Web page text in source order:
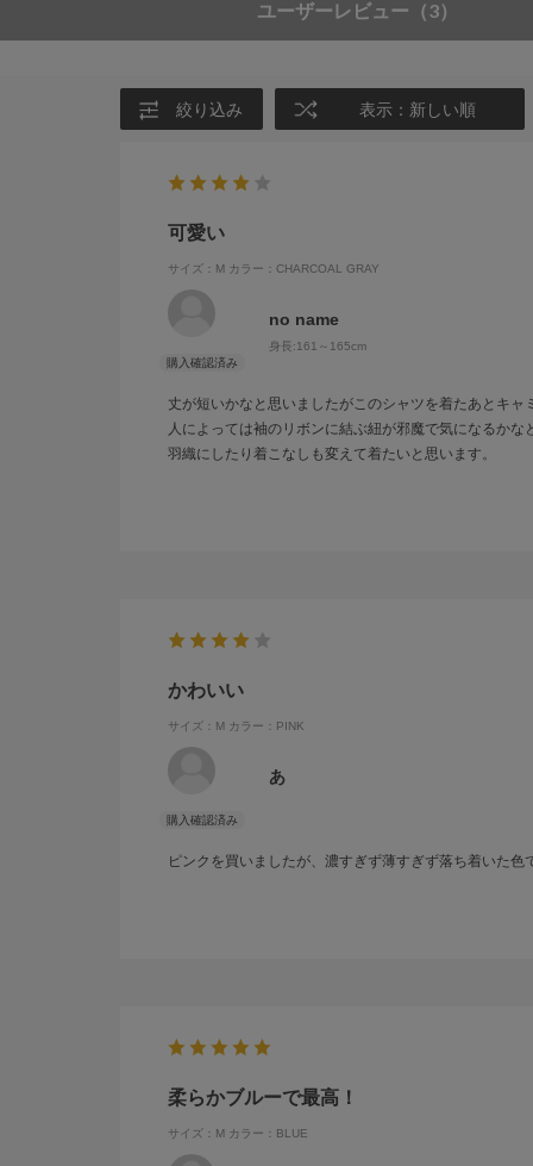
ユーザーレビュー （3）
絞り込み 表示：新しい順
可愛い
サイズ：M カラー：CHARCOAL GRAY
no name
身長:161～165cm
丈が短いかなと思いましたがこのシャツを着たあとキ
人によっては袖のリボンに結ぶ紐が邪魔で気になるか
羽織にしたり着こなしも変えて着たいと思います。
かわいい
サイズ：M カラー：PINK
あ
ピンクを買いましたが、濃すぎず薄すぎず落ち着いた色
柔らかブルーで最高！
サイズ：M カラー：BLUE